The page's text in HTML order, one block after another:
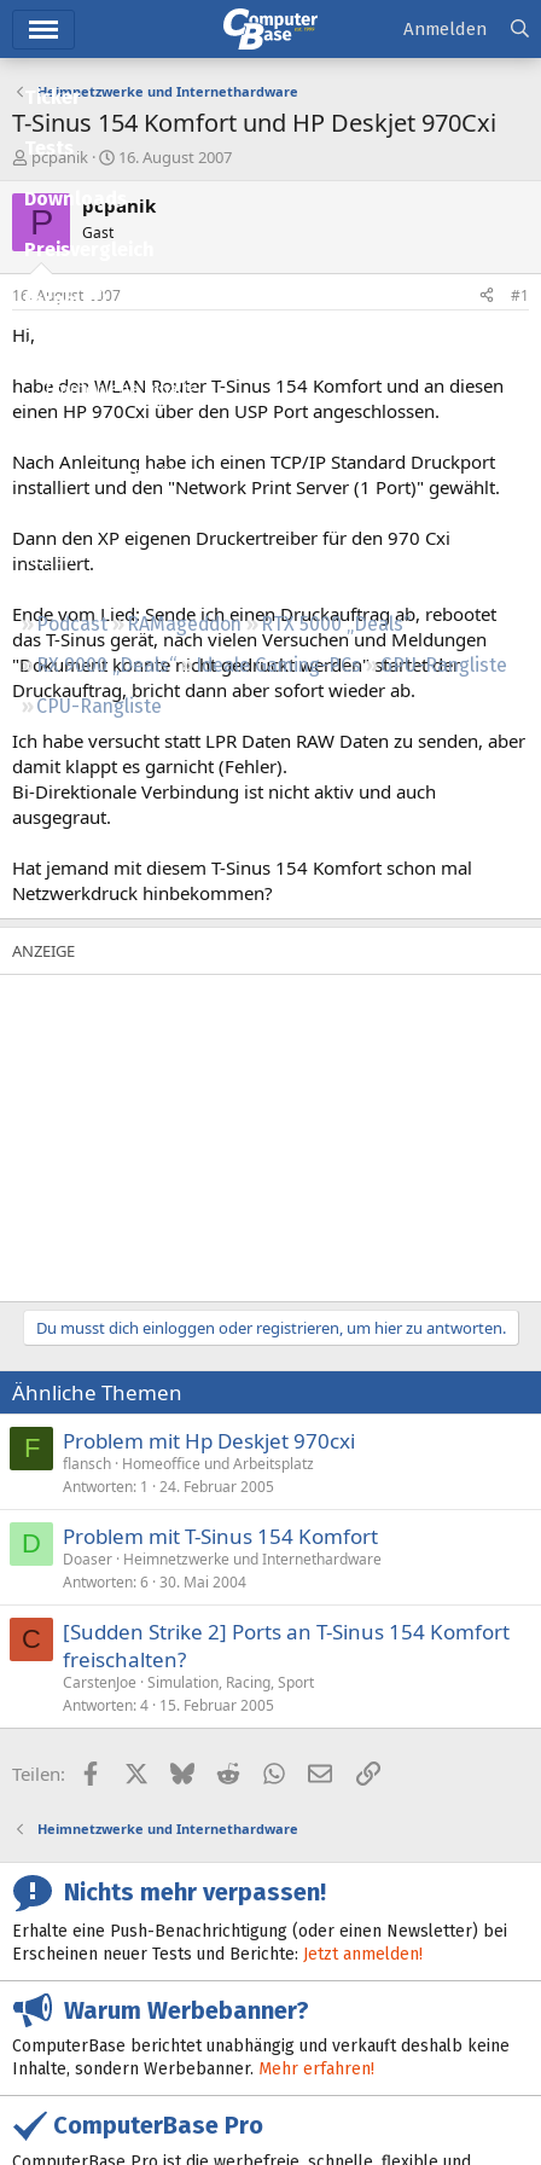
Ticker
Downloads
Preisvergleich
Forum
Aktuelles
Empfohlene Inhalte
Neueste Aktivitäten
Regeln
Podcast RAMageddon
RTX 5000 „Deals“
RX 9000 „Deals“
Ideale Gaming-PCs
GPU-Rangliste
CPU-Rangliste
Anmelden
Heimnetzwerke und Internethardware
T-Sinus 154 Komfort und HP Deskjet 970Cxi
E
s
e
e
pcpanik
E
s
l
t
16. August 2007
P pcpanik
Gast
16. August 2007 #1
Hi,
habe den WLAN Router T-Sinus 154 Komfort und an diesen
einen HP 970Cxi über den USP Port angeschlossen.
Nach Anleitung habe ich einen TCP/IP Standard Druckport
installiert und den "Network Print Server (1 Port)" gewählt.
Dann den XP eigenen Druckertreiber für den 970 Cxi
installiert.
Ende vom Lied: Sende ich einen Druckauftrag ab, rebootet
das T-Sinus gerät, nach vielen Versuchen und Meldungen
"Dokument konnte nicht gedruckt werden" startet der
Druckauftrag, bricht dann aber sofort wieder ab.
Ich habe versucht statt LPR Daten RAW Daten zu senden, aber
damit klappt es garnicht (Fehler).
Bi-Direktionale Verbindung ist nicht aktiv und auch
ausgegraut.
Hat jemand mit diesem T-Sinus 154 Komfort schon mal
Netzwerkdruck hinbekommen?
Du musst dich einloggen oder registrieren, um hier zu antworten.
Ähnliche Themen
F Problem mit Hp Deskjet 970cxi
flansch Homeoffice und Arbeitsplatz
Antworten 1 24. Februar 2005
D Problem mit T-Sinus 154 Komfort
Doaser Heimnetzwerke und Internethardware
Antworten 6 30. Mai 2004
C
[Sudden Strike 2] Ports an T-Sinus 154 Komfort
freischalten?
CarstenJoe Simulation, Racing, Sport
Antworten 4 15. Februar 2005
Teilen: FacebookX (Twitter)
BlueskyRedditWhatsApp
E-MailLink
Heimnetzwerke und Internethardware
Nichts mehr verpassen!
Erhalte eine Push-Benachrichtigung (oder einen Newsletter) bei
Erscheinen neuer Tests und Berichte: Jetzt anmelden!
Warum Werbebanner?
ComputerBase berichtet unabhängig und verkauft deshalb keine
Inhalte, sondern Werbebanner. Mehr erfahren!
ComputerBase Pro